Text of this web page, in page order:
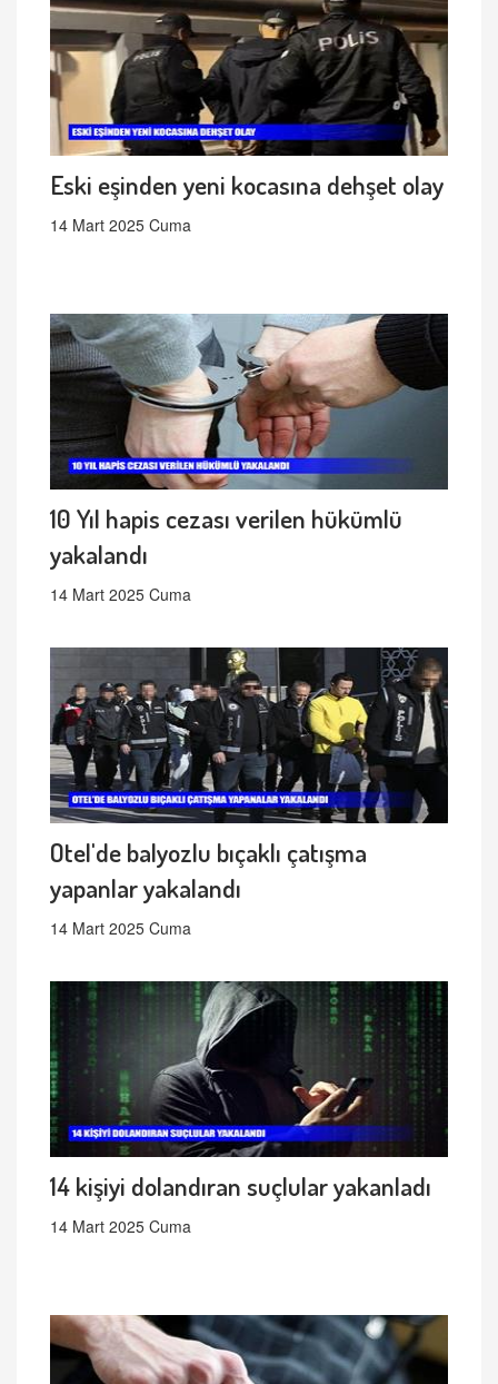
Eski eşinden yeni kocasına dehşet olay
14 Mart 2025 Cuma
10 Yıl hapis cezası verilen hükümlü
yakalandı
14 Mart 2025 Cuma
Otel'de balyozlu bıçaklı çatışma
yapanlar yakalandı
14 Mart 2025 Cuma
14 kişiyi dolandıran suçlular yakanladı
14 Mart 2025 Cuma